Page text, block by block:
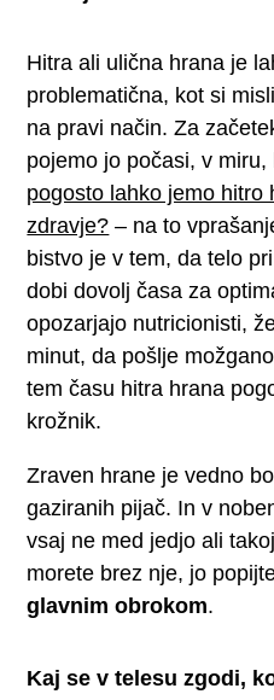
Hitra ali ulična hrana je
problematična, kot si
na pravi način. Za
pojemo jo počasi, v miru,
pogosto lahko jemo hitro
zdravje? – na to
bistvo je v tem, da telo
dobi dovolj časa za
opozarjajo nutricionisti,
minut, da pošlje
tem času hitra hrana
krožnik.
Zraven hrane je vedno
gaziranih pijač. In v
vsaj ne med jedjo ali
morete brez nje, jo
glavnim obrokom.
Kaj se v telesu zgodi,